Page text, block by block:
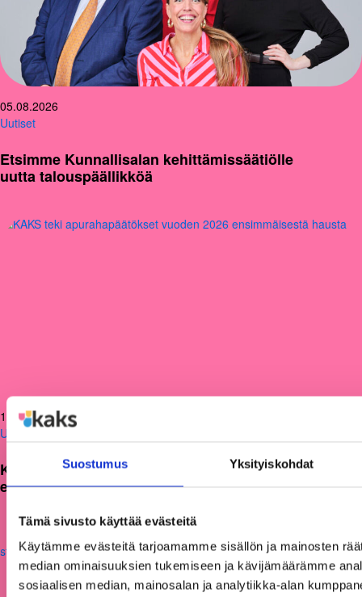
Suostumus Yksityiskohdat
Tämä sivusto käyttää evästeitä
Käytämme evästeitä tarjoamamme sisällön ja mainosten
median ominaisuuksien tukemiseen ja kävijämäärämme
sosiaalisen median, mainosalan ja analytiikka-alan
05.08.2026
Uutiset
Etsimme Kunnallisalan kehittämissäätiölle
uutta talouspäällikköä
12.06.2026
Uutiset
KAKS teki apurahapäätökset vuoden 2026
ensimmäisestä hausta